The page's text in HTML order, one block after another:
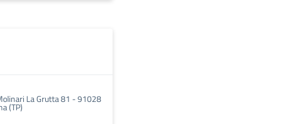
La Grutta 81 - 91028
(TP)